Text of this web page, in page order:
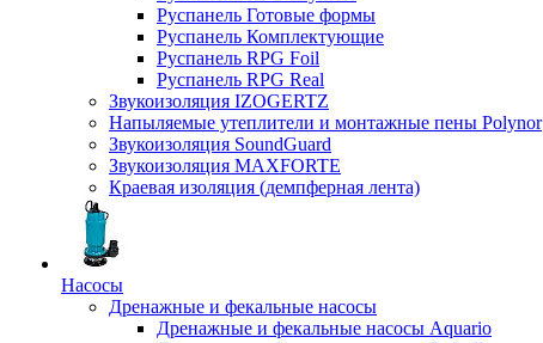
Руспанель Готовые формы
Руспанель Комплектующие
Руспанель RPG Foil
Руспанель RPG Real
Звукоизоляция IZOGERTZ
Напыляемые утеплители и монтажные пены Polynor
Звукоизоляция SoundGuard
Звукоизоляция MAXFORTE
Краевая изоляция (демпферная лента)
Насосы
Дренажные и фекальные насосы
Дренажные и фекальные насосы Aquario